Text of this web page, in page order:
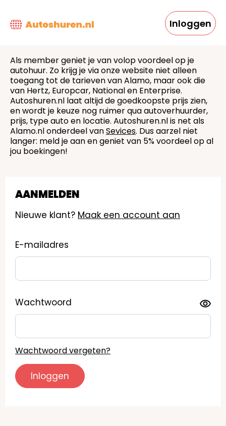
naar
gaan
Inloggen
Als member geniet je van volop voordeel op je
autohuur. Zo krijg je via onze website niet alleen
toegang tot de tarieven van Alamo, maar ook die
van Hertz, Europcar, National en Enterprise.
Autoshuren.nl laat altijd de goedkoopste prijs zien,
en wordt je keuze nog ruimer qua autoverhuurder,
prijs, type auto en locatie. Autoshuren.nl is net als
Alamo.nl onderdeel vanSevices. Dus aarzel niet
langer: meld je aan en geniet van 5% voordeel op al
jou boekingen!
AANMELDEN
Nieuwe klant? Maak een account aan
E-mailadres
Wachtwoord
Wachtwoord vergeten?